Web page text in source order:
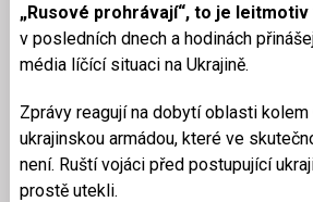
„Rusové prohrávají“, to je
v posledních dnech a hodinách
média líčící situaci na Ukrajině.
Zprávy reagují na dobytí oblasti kolem
ukrajinskou armádou, které ve
není. Ruští vojáci před postupující
prostě utekli.